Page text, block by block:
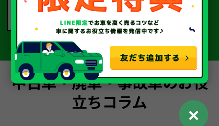
当社から指定口座へ
お振込いたします。
中古車・廃車・事故車のお役
立ちコラム
✕